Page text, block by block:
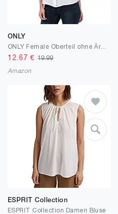
ONLY
ONLY Female Oberteil ohne Ärmel Detailliertes
12.67 €19.99
Amazon
ESPRIT Collection
ESPRIT Collection Damen Bluse